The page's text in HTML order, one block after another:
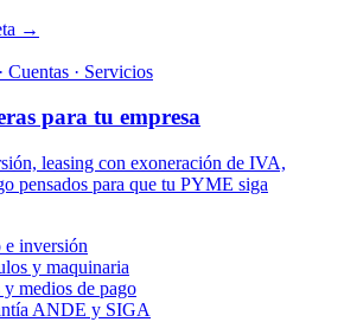
→
Cuentas · Servicios
para tu empresa
leasing con exoneración de IVA,
pensados para que tu PYME siga
e inversión
y maquinaria
y medios de pago
ANDE y SIGA